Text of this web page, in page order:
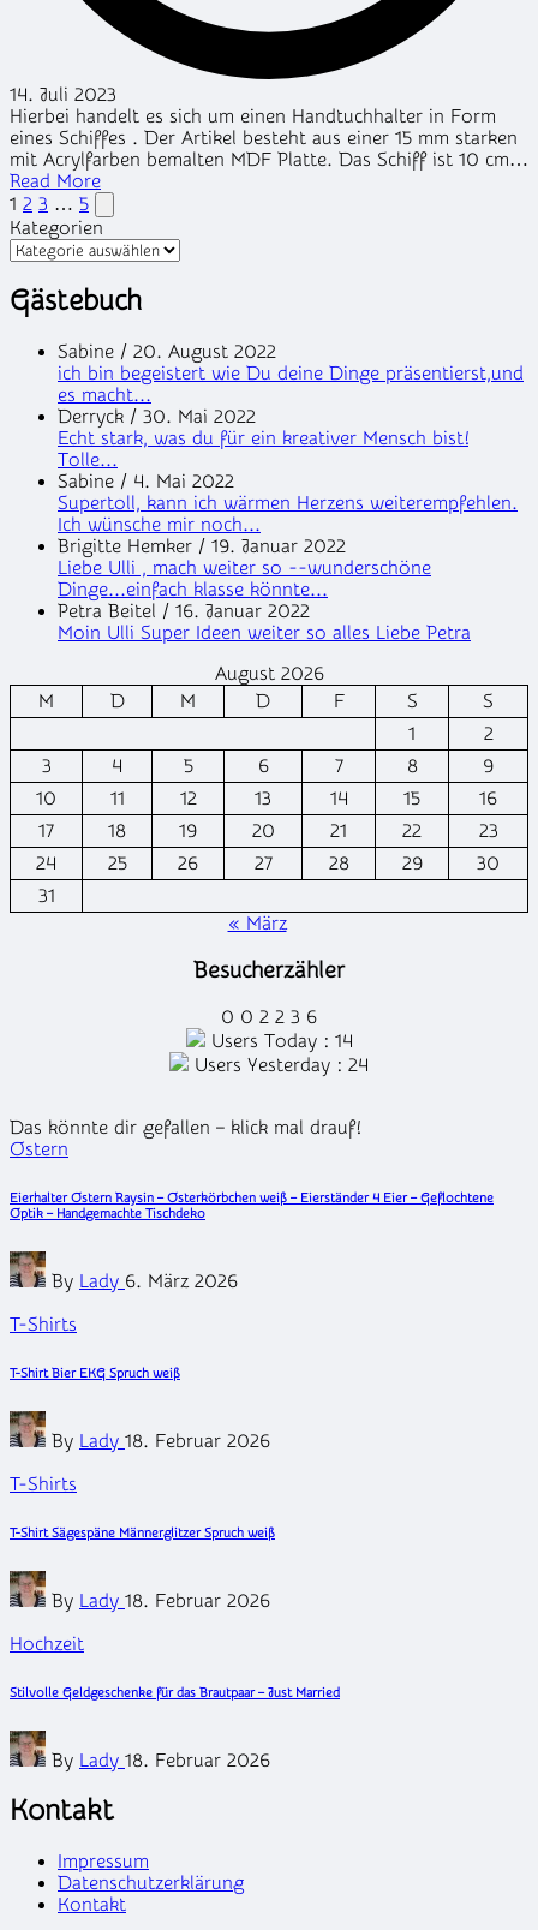
14. Juli 2023
Hierbei handelt es sich um einen Handtuchhalter in Form
eines Schiffes . Der Artikel besteht aus einer 15 mm starken
mit Acrylfarben bemalten MDF Platte. Das Schiff ist 10 cm…
Read More
Seitennummerierung
der
Beiträge
1 2 3 … 5 Next
page
Kategorien
Gästebuch
Sabine / 20. August 2022
ich bin begeistert wie Du deine Dinge präsentierst,und
es macht...
Derryck / 30. Mai 2022
Echt stark, was du für ein kreativer Mensch bist!
Tolle...
Sabine / 4. Mai 2022
Supertoll, kann ich wärmen Herzens weiterempfehlen.
Ich wünsche mir noch...
Brigitte Hemker / 19. Januar 2022
Liebe Ulli , mach weiter so --wunderschöne
Dinge...einfach klasse könnte...
Petra Beitel / 16. Januar 2022
Moin Ulli Super Ideen weiter so alles Liebe Petra
August 2026
M
D M D F S
S
1
2
3
4 5 6 7 8
9
10
11 12 13 14 15
16
17
18 19 20 21 22
23
24
25 26 27 28 29
30
31
« März
Besucherzähler
0 0 2 2 3 6
Users Today : 14
Users Yesterday : 24
Das könnte dir gefallen – klick mal drauf!
Posted
Ostern
Eierhalter Ostern Raysin – Osterkörbchen weiß – Eierständer 4 Eier – Geflochtene
Optik – Handgemachte Tischdeko
Posted
by
By Lady 6. März 2026
Posted
T-Shirts
T-Shirt Bier EKG Spruch weiß
Posted
by
By Lady 18. Februar 2026
Posted
T-Shirts
T-Shirt Sägespäne Männerglitzer Spruch weiß
Posted
by
By Lady 18. Februar 2026
Posted
Hochzeit
Stilvolle Geldgeschenke für das Brautpaar – Just Married
Posted
by
By Lady 18. Februar 2026
Kontakt
Impressum
Datenschutzerklärung
Kontakt